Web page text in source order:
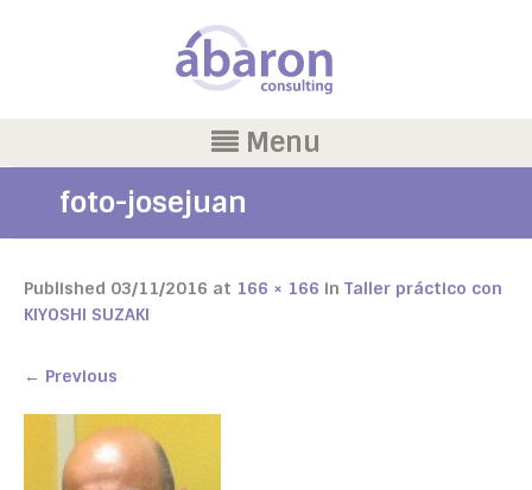
Menu
foto-josejuan
Published 03/11/2016 at 166 × 166 in Taller práctico con
KIYOSHI SUZAKI
← Previous